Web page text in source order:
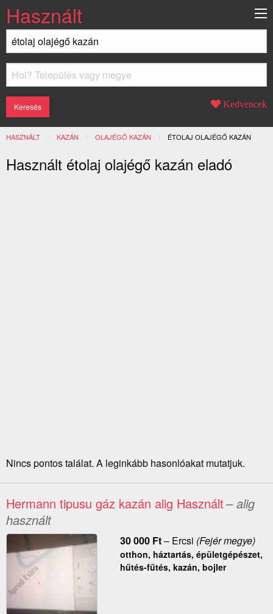
Használt
Kedvencek
HASZNÁLT KAZÁN OLAJÉGŐ KAZÁN JELENLEGI:
ÉTOLAJ OLAJÉGŐ KAZÁN
Használt étolaj olajégő kazán eladó
Nincs pontos találat. A leginkább hasonlóakat mutatjuk.
Hermann tipusu gáz kazán alig Használt– alig
használt
30 000 Ft– Ercsi (Fejér megye)
otthon, háztartás, épületgépészet,
hűtés-fűtés, kazán, bojler